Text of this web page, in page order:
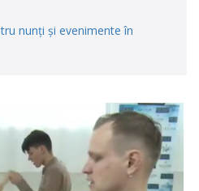
nunți și evenimente în